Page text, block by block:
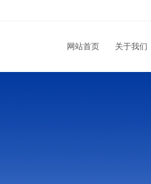
网站首页 关于我们